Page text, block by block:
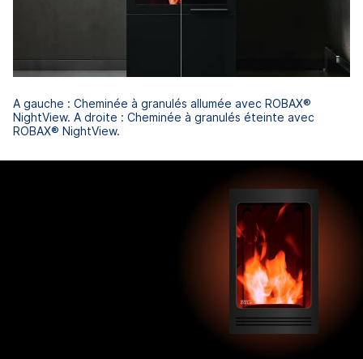
A gauche : Cheminée à granulés allumée avec ROBAX®
NightView. A droite : Cheminée à granulés éteinte avec
ROBAX® NightView.